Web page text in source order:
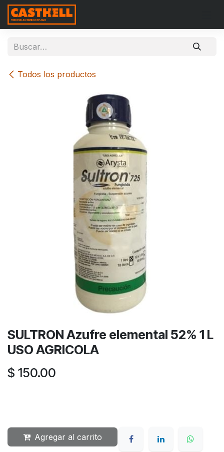
Ir al contenido
Todos los productos
SULTRON Azufre elemental 52% 1 L
USO AGRICOLA
$ 150.00
Agregar al carrito